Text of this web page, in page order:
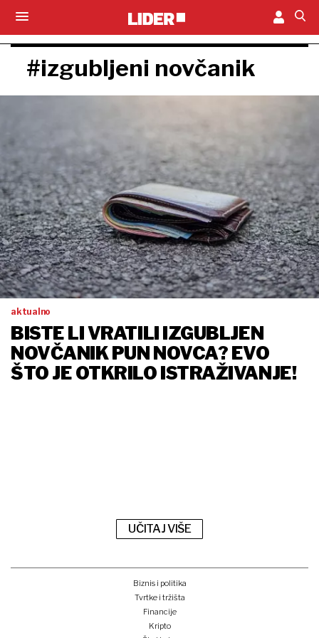
#izgubljeni novčanik
aktualno
BISTE LI VRATILI IZGUBLJEN
NOVČANIK PUN NOVCA? EVO
ŠTO JE OTKRILO ISTRAŽIVANJE!
UČITAJ VIŠE
Biznis i politika
Tvrtke i tržišta
Financije
Kripto